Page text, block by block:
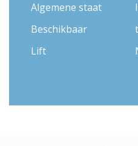
Algemene staat
Beschikbaar
Lift